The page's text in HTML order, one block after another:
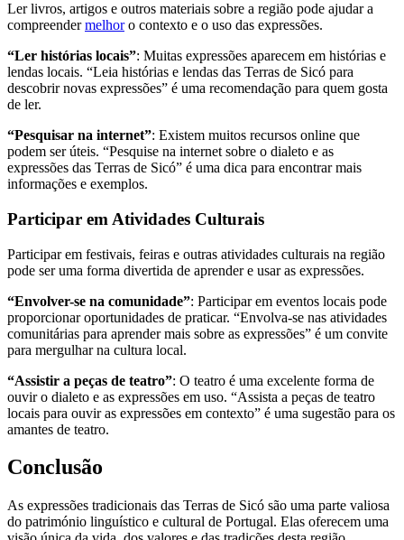
Ler livros, artigos e outros materiais sobre a região pode ajudar a
compreendermelhoro contexto e o uso das expressões.
“Ler histórias locais”: Muitas expressões aparecem em histórias e
lendas locais. “Leia histórias e lendas das Terras de Sicó para
descobrir novas expressões” é uma recomendação para quem gosta
de ler.
“Pesquisar na internet”: Existem muitos recursos online que
podem ser úteis. “Pesquise na internet sobre o dialeto e as
expressões das Terras de Sicó” é uma dica para encontrar mais
informações e exemplos.
Participar em Atividades Culturais
Participar em festivais, feiras e outras atividades culturais na região
pode ser uma forma divertida de aprender e usar as expressões.
“Envolver-se na comunidade”: Participar em eventos locais pode
proporcionar oportunidades de praticar. “Envolva-se nas atividades
comunitárias para aprender mais sobre as expressões” é um convite
para mergulhar na cultura local.
“Assistir a peças de teatro”: O teatro é uma excelente forma de
ouvir o dialeto e as expressões em uso. “Assista a peças de teatro
locais para ouvir as expressões em contexto” é uma sugestão para os
amantes de teatro.
Conclusão
As expressões tradicionais das Terras de Sicó são uma parte valiosa
do património linguístico e cultural de Portugal. Elas oferecem uma